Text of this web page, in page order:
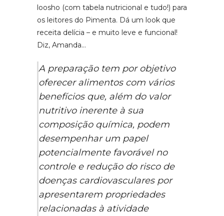
loosho (com tabela nutricional e tudo!) para
os leitores do Pimenta. Dá um look que
receita delícia – e muito leve e funcional!
Diz, Amanda…
A preparação tem por objetivo
oferecer alimentos com vários
benefícios que, além do valor
nutritivo inerente à sua
composição química, podem
desempenhar um papel
potencialmente favorável no
controle e redução do risco de
doenças cardiovasculares por
apresentarem propriedades
relacionadas à atividade